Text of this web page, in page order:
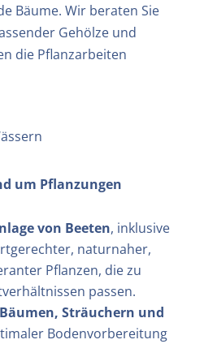
Bäume. Wir beraten Sie
Gehölze und
die Pflanzarbeiten
um Pflanzungen
von Beeten, inklusive
naturnaher,
Pflanzen, die zu
passen.
Sträuchern und
Bodenvorbereitung